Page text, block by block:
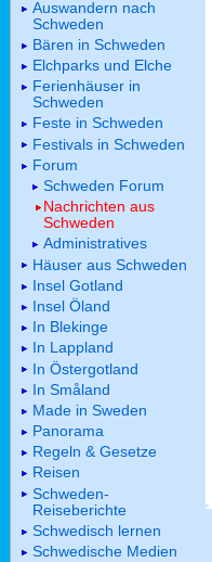
Auswandern nach
Schweden
Bären in Schweden
Elchparks und Elche
Ferienhäuser in
Schweden
Feste in Schweden
Festivals in Schweden
Forum
Schweden Forum
Nachrichten aus
Schweden
Administratives
Häuser aus Schweden
Insel Gotland
Insel Öland
In Blekinge
In Lappland
In Östergotland
In Småland
Made in Sweden
Panorama
Regeln & Gesetze
Reisen
Schweden-
Reiseberichte
Schwedisch lernen
Schwedische Medien